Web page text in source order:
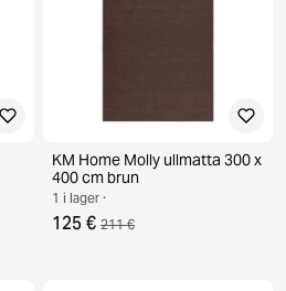
KM Home Molly ullmatta 300 x
400 cm brun
1 i lager ·
125 € 211 €